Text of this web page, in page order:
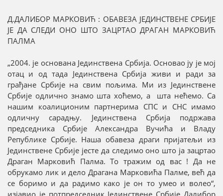
Д.ДАЛИБОР МАРКОВИЋ : ОБАВЕЗА ЈЕДИНСТВЕНЕ СРБИЈЕ
ЈЕ ДА СЛЕДИ ОНО ШТО ЗАЦРТАО ДРАГАН МАРКОВИЋ
ПАЛМА
„2004. је основана Јединствена Србија. Основао ју је мој
отац и од тада Јединствена Србија живи и ради за
грађане Србије на свим пољима. Ми из Јединствене
Србије одлично знамо шта хоћемо, а шта нећемо. Са
нашим коалиционим партнерима СПС и СНС имамо
одличну сарадњу. Јединствена Србија подржава
председника Србије Александра Вучића и Владу
Републике Србије. Наша обавеза драги пријатељи из
Јединствене Србије јесте да следимо оно што ја зацртао
Драган Марковић Палма. То тражим од вас ! Да не
обрукамо лик и дело Драгана Марковића Палме, већ да
се боримо и да радимо како је он то умео и волео“,